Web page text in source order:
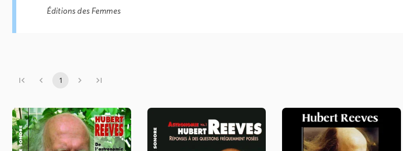
Éditions des Femmes
1